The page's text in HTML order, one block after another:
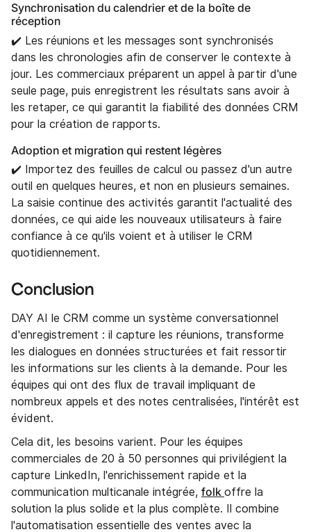
Synchronisation du calendrier et de la boîte de
réception‍
✔️ Les réunions et les messages sont synchronisés
dans les chronologies afin de conserver le contexte à
jour. Les commerciaux préparent un appel à partir d'une
seule page, puis enregistrent les résultats sans avoir à
les retaper, ce qui garantit la fiabilité des données CRM
pour la création de rapports.
Adoption et migration qui restent légères‍
✔️ Importez des feuilles de calcul ou passez d'un autre
outil en quelques heures, et non en plusieurs semaines.
La saisie continue des activités garantit l'actualité des
données, ce qui aide les nouveaux utilisateurs à faire
confiance à ce qu'ils voient et à utiliser le CRM
quotidiennement.
Conclusion
DAY AI le CRM comme un système conversationnel
d'enregistrement : il capture les réunions, transforme
les dialogues en données structurées et fait ressortir
les informations sur les clients à la demande. Pour les
équipes qui ont des flux de travail impliquant de
nombreux appels et des notes centralisées, l'intérêt est
évident.
Cela dit, les besoins varient. Pour les équipes
commerciales de 20 à 50 personnes qui privilégient la
capture LinkedIn, l'enrichissement rapide et la
communication multicanale intégrée, folk offre la
solution la plus solide et la plus complète. Il combine
l'automatisation essentielle des ventes avec la